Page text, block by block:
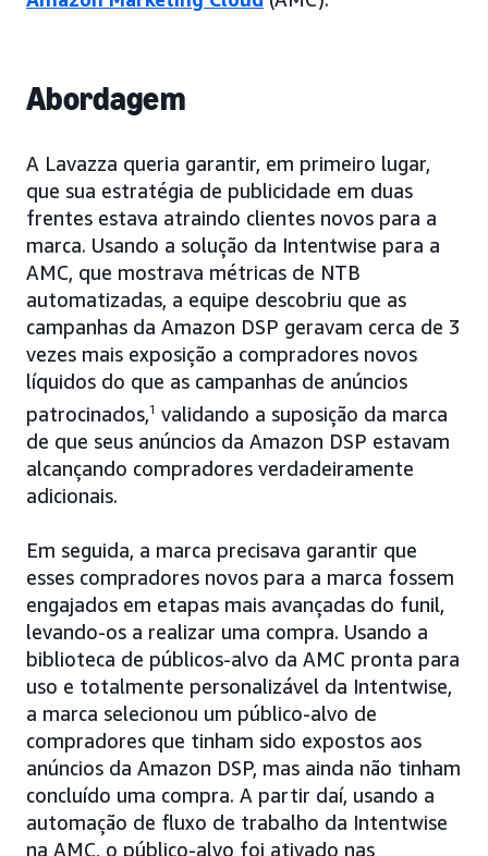
Abordagem
A Lavazza queria garantir, em primeiro lugar,
que sua estratégia de publicidade em duas
frentes estava atraindo clientes novos para a
marca. Usando a solução da Intentwise para a
AMC, que mostrava métricas de NTB
automatizadas, a equipe descobriu que as
campanhas da Amazon DSP geravam cerca de 3
vezes mais exposição a compradores novos
líquidos do que as campanhas de anúncios
patrocinados,1 validando a suposição da marca
de que seus anúncios da Amazon DSP estavam
alcançando compradores verdadeiramente
adicionais.
Em seguida, a marca precisava garantir que
esses compradores novos para a marca fossem
engajados em etapas mais avançadas do funil,
levando-os a realizar uma compra. Usando a
biblioteca de públicos-alvo da AMC pronta para
uso e totalmente personalizável da Intentwise,
a marca selecionou um público-alvo de
compradores que tinham sido expostos aos
anúncios da Amazon DSP, mas ainda não tinham
concluído uma compra. A partir daí, usando a
automação de fluxo de trabalho da Intentwise
na AMC, o público-alvo foi ativado nas